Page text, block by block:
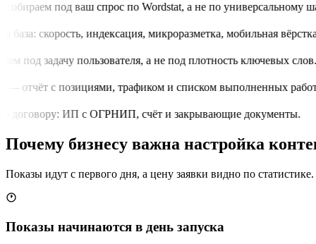
под ваш спрос по Wordstat, а не по универсальному
база: скорость, индексация, микроразметка, мобильная вёрстка.
под задачу пользователя, а не под плотность ключевых слов.
отчёт с позициями, трафиком и списком выполненных работ.
договору: ИП с ОГРНИП, счёт и закрывающие документы.
Почему бизнесу важна настройка
Показы идут с первого дня, а цену заявки видно по статистике.
Показы начинаются в день запуска